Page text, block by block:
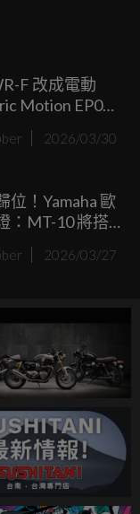
號《Project
術參數正式公
真的強嗎？
F 改成電動
Motion EP01
念車現身
2026/03/30
位！Yamaha 歐
：MT-10 將搭
格強勢回歸
2026/03/27